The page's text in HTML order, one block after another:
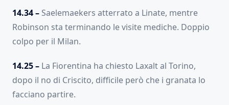
14.34 – Saelemaekers atterrato a Linate, mentre
Robinson sta terminando le visite mediche. Doppio
colpo per il Milan.
14.25 – La Fiorentina ha chiesto Laxalt al Torino,
dopo il no di Criscito, difficile però che i granata lo
facciano partire.